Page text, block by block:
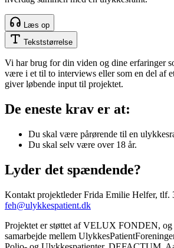
Læs op
Tekststørrelse
Vi har brug for din viden og dine erfaringer
være i et til to interviews eller som en del af
giver løbende input til projektet.
De eneste krav er at:
Du skal være pårørende til en
Du skal selv være over 18 år.
Lyder det spændende?
Kontakt projektleder Frida Emilie Helfer, tlf.
feh@ulykkespatient.dk
Projektet er støttet af VELUX FONDEN, og
samarbejde mellem